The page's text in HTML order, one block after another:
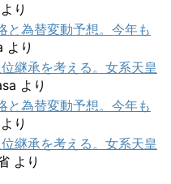
より
と為替変動予想。今年も
より
継承を考える。女系天皇
より
と為替変動予想。今年も
より
継承を考える。女系天皇
より